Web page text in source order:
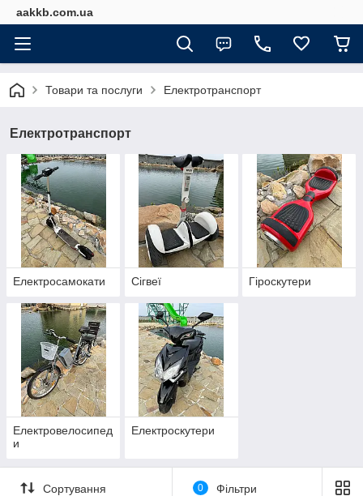
aakkb.com.ua
Товари та послуги Електротранспорт
Електротранспорт
Електросамокати Сігвеї Гіроскутери
Електровелосипед
и
Електроскутери
Сортування 0 Фільтри